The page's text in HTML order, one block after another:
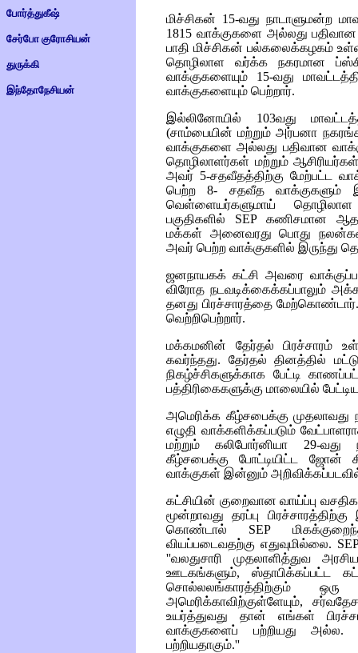
போர்த்துகீஷ்
சேர்போ குரோசியன்
துருக்கி
இந்தோநேசியன்
மிச்சிகன் 15-வது நாடாளுமன்ற
1815 வாக்குகளை அல்லது
பாதி மிச்சிகன் பல்கலைக்கழகம்
தொழிலாள வர்க்க நகரமான
வாக்குகளையும் 15-வது
வாக்குகளையும் பெற்றார்.
இல்லினோயில் 103வது
(சாம்பையின் மற்றும் அர்பனா
வாக்குகளை அல்லது பதிவான
தொழிலாளர்கள் மற்றும்
அவர் 5-சதவீதத்திற்கு மேற்பட்ட
பெற்ற 8- சதவீத வாக்குகளும்
வெள்ளையர்களுமாய்
பகுதிகளில் SEPகணிசமான
மக்கள் அனைவரது பொது
அவர் பெற்ற வாக்குகளில் இருந்து
ஜனநாயகக் கட்சி அவரை
விரோத நடவடிக்கைக்கப்பாலும்
தனது பிரச்சாரத்தை
வெற்றிபெற்றார்.
மக்கமனின் தேர்தல் பிரச்சாரம்
கவர்ந்தது. தேர்தல் தினத்தில்
நிகழ்ச்சிகளுக்காக பேட்டி
பத்திரிகைகளுக்கு மாலையில்
அமெரிக்க கீழ்சபைக்கு முதலாவது
எழுதி வாக்களிக்கப்படும்
மற்றும் கலிபோர்னியா 29-வது
கீழ்சபைக்கு போட்டியிட்ட ஜோன்
வாக்குகள் இன்னும்
கட்சியின் குறைவான வாய்ப்பு
மூன்றாவது தரப்பு
கொண்டால் SEP
வியப்படைவதற்கு எதுவுமில்லை.
''வலதுசாரி முதலாளித்துவ
ஊடகங்களும், ஸ்தாபிக்கப்பட்ட
சொல்லலங்காரத்திற்கும்
அமெரிக்காவிற்குள்ளேயும்,
உயர்த்துவது தான் எங்கள்
வாக்குகளைப் பற்றியது அல்ல.
பற்றியதாகும்.''